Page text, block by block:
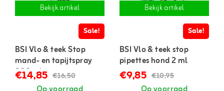
Bekijk artikel
Sale!
BSI Vlo & teek Stop
mand- en tapijtspray
800 ml
€14,85 €16,50
Bekijk artikel
Sale!
BSI Vlo & teek stop
pipettes hond 2 ml
€9,85 €10,95